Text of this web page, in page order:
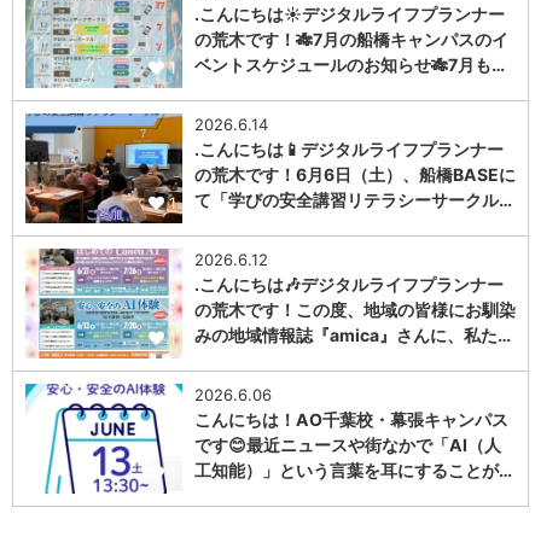
1
.こんにちは☀️デジタルライフプランナー
の荒木です！🎋7月の船橋キャンパスのイ
ベントスケジュールのお知らせ🎋7月も…
1
2026.6.14
.こんにちは📱デジタルライフプランナー
の荒木です！6月6日（土）、船橋BASEに
て「学びの安全講習リテラシーサークル…
1
2026.6.12
.こんにちは🎶デジタルライフプランナー
の荒木です！この度、地域の皆様にお馴染
みの地域情報誌『amica』さんに、私た…
1
2026.6.06
こんにちは！AO千葉校・幕張キャンパス
です😊最近ニュースや街なかで「AI（人
工知能）」という言葉を耳にすることが…